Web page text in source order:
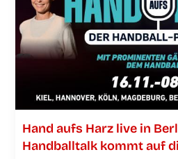
Hand aufs Harz live in
Hand­ball­talk kommt auf